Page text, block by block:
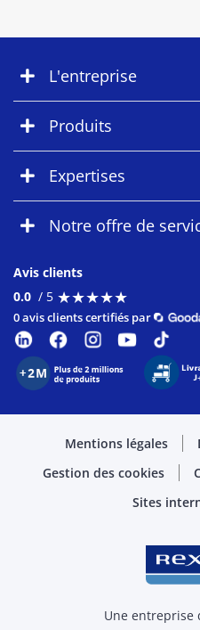
L'entreprise
Produits
Expertises
Notre offre de
Avis clients
0.0 / 5 ★★★★★
★★★★★
0 avis clients certifiés par
Mentions légales
Gestion des cookies
Sites
Une entreprise